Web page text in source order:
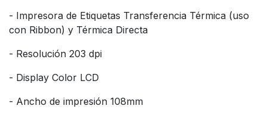
- Impresora de Etiquetas Transferencia Térmica (uso
con Ribbon) y Térmica Directa
- Resolución 203 dpi
- Display Color LCD
- Ancho de impresión 108mm